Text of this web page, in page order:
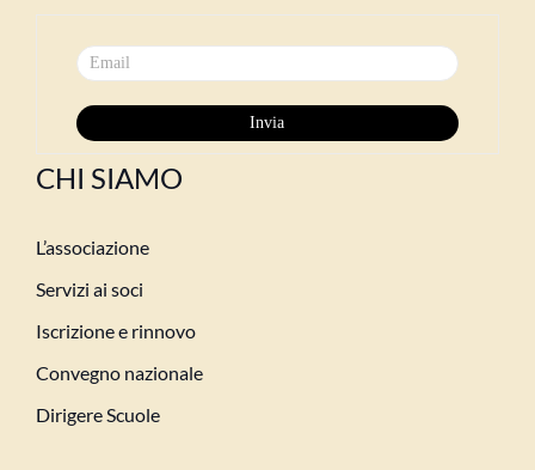
CHI SIAMO
L’associazione
Servizi ai soci
Iscrizione e rinnovo
Convegno nazionale
Dirigere Scuole